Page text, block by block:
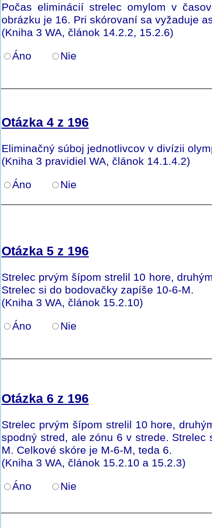
Počas eliminácií strelec omylom v
obrázku je 16. Pri skórovaní sa vyžaduje
(Kniha 3 WA, článok 14.2.2, 15.2.6)
Áno
Nie
Otázka 4 z 196
Eliminačný súboj jednotlivcov v divízii
(Kniha 3 pravidiel WA, článok 14.1.4.2)
Áno
Nie
Otázka 5 z 196
Strelec prvým šípom strelil 10 hore,
Strelec si do bodovačky zapíše 10-6-M.
(Kniha 3 WA, článok 15.2.10)
Áno
Nie
Otázka 6 z 196
Strelec prvým šípom strelil 10 hore,
spodný stred, ale zónu 6 v strede.
M. Celkové skóre je M-6-M, teda 6.
(Kniha 3 WA, článok 15.2.10 a 15.2.3)
Áno
Nie